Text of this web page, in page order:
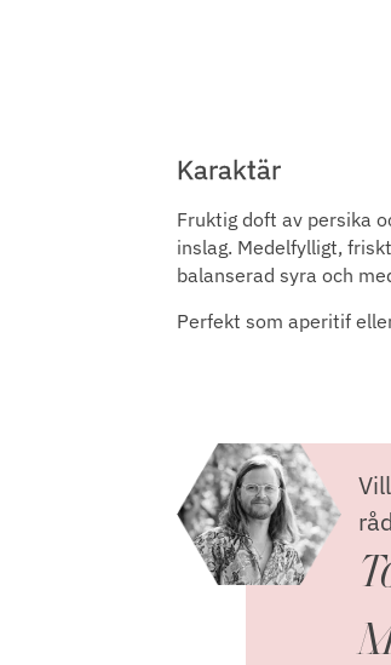
Karaktär
Fruktig doft av persika
inslag. Medelfylligt,
balanserad syra och
Perfekt som aperitif